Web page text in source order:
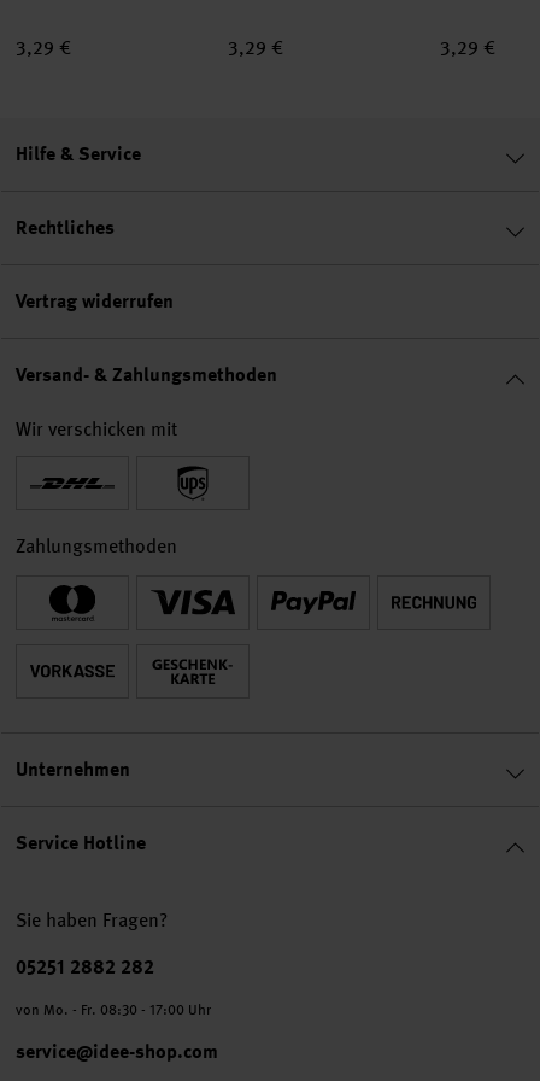
3,29 € 3,29 € 3,29 €
Service Hotline
Sie haben Fragen?
Telefonnummer
05251 2882 282
von Mo. - Fr. 08:30 - 17:00 Uhr
service@idee-shop.com
Hilfe & Service
Rechtliches
Vertrag widerrufen
Versand- & Zahlungsmethoden
Wir verschicken mit
Zahlungsmethoden
Unternehmen